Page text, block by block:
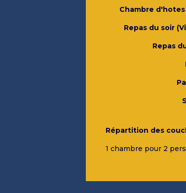
Chambre
Repas du soir
Repas
Répartition des
1 chambre pour 2